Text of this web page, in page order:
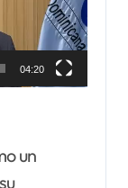
04:20
un